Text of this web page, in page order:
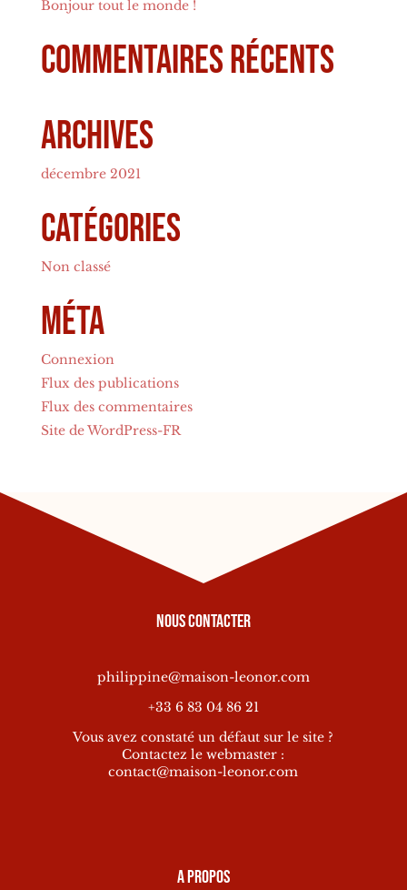
Bonjour tout le monde !
Commentaires récents
Archives
décembre 2021
Catégories
Non classé
Méta
Connexion
Flux des publications
Flux des commentaires
Site de WordPress-FR
Nous contacter
philippine@maison-leonor.com
+33 6 83 04 86 21
Vous avez constaté un défaut sur le site ?
Contactez le webmaster :
contact@maison-leonor.com
A propos